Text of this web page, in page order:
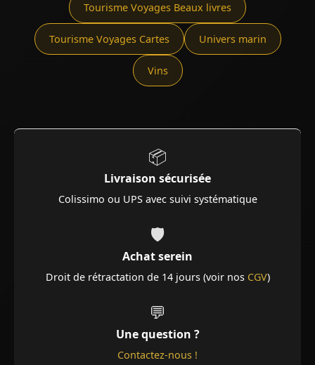
Tourisme Voyages Beaux livres
Tourisme Voyages Cartes Univers marin
Vins
📦
Livraison sécurisée
Colissimo ou UPS avec suivi systématique
🛡️
Achat serein
Droit de rétractation de 14 jours (voir nos CGV)
💬
Une question ?
Contactez-nous !